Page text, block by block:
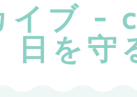
イブ -
日を守